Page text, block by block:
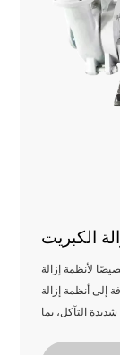
الكبريت
لأنظمة إزالة
إلى أنظمة إزالة
التآكل، بما